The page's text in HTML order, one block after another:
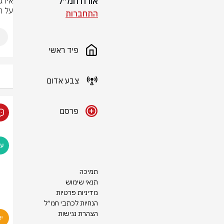
התחברות
פיד ראשי
צבע אדום
פרסם
תמיכה
תנאי שימוש
מדיניות פרטיות
הנחיות לכתבי חמ״ל
הצהרת נגישות
על